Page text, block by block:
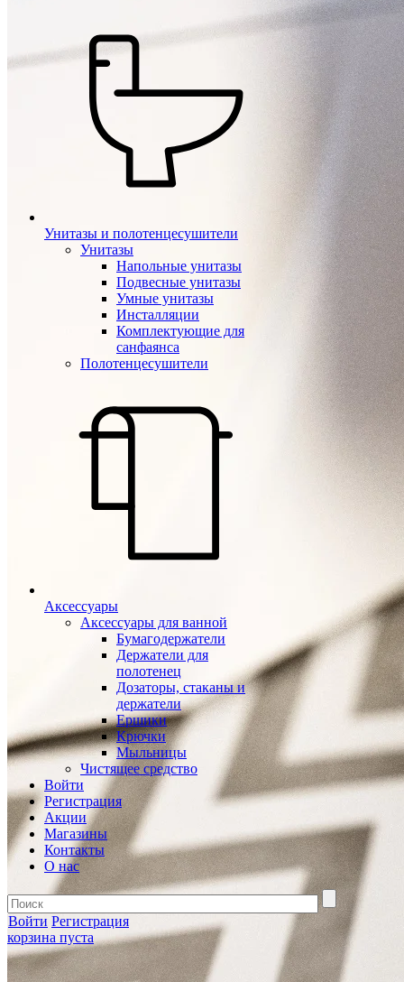
Унитазы и полотенцесушители
Унитазы
Напольные унитазы
Подвесные унитазы
Умные унитазы
Инсталляции
Комплектующие для
санфаянса
Полотенцесушители
Аксессуары
Аксессуары для ванной
Бумагодержатели
Держатели для
полотенец
Дозаторы, стаканы и
держатели
Ершики
Крючки
Мыльницы
Чистящее средство
Войти
Регистрация
Акции
Магазины
Контакты
О нас
Войти Регистрация
корзина пуста